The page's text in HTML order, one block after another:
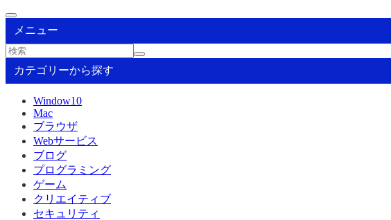
メニュー
カテゴリーから探す
Window10
Mac
ブラウザ
Webサービス
ブログ
プログラミング
ゲーム
クリエイティブ
セキュリティ